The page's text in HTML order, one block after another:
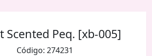
Scented Peq. [xb-005]
Código: 274231